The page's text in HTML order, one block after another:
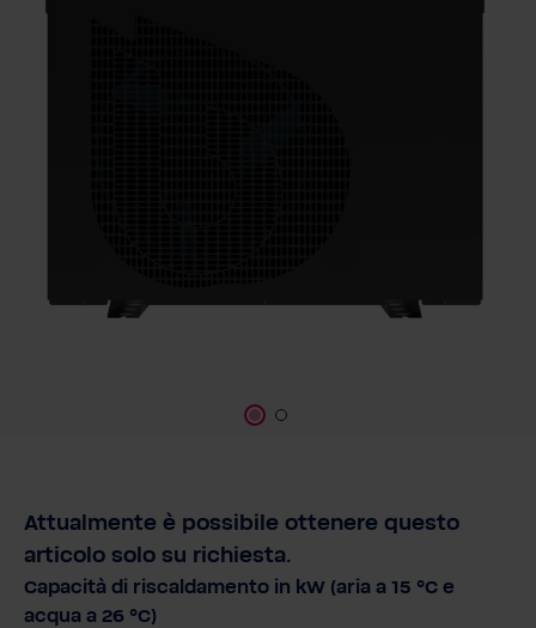
Attualmente è possibile ottenere questo
articolo solo su richiesta.
Seleziona
Capacità di riscaldamento in kW (aria a 15 °C e
acqua a 26 °C)